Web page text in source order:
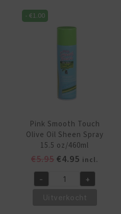
Reason
To
-€1.00
Pink Smooth Touch
Olive Oil Sheen Spray
15.5 oz/460ml
€5.95 Oorspronkelijke
was:
€4.95 Huidige
prijs
is:
incl.
Pink
- +